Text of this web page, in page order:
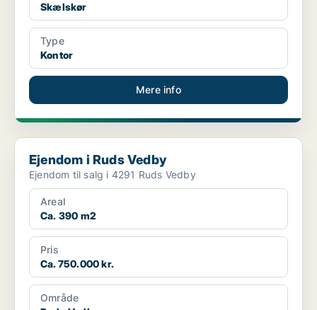
Skælskør
Type
Kontor
Mere info
Ejendom i Ruds Vedby
Ejendom i Ruds Vedby
Ejendom til salg i 4291 Ruds Vedby
Areal
Ca. 390 m2
Pris
Ca. 750.000 kr.
Område